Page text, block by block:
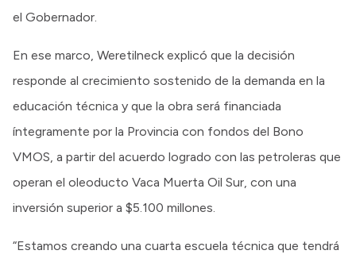
el Gobernador.
En ese marco, Weretilneck explicó que la decisión
responde al crecimiento sostenido de la demanda en la
educación técnica y que la obra será financiada
íntegramente por la Provincia con fondos del Bono
VMOS, a partir del acuerdo logrado con las petroleras que
operan el oleoducto Vaca Muerta Oil Sur, con una
inversión superior a $5.100 millones.
“Estamos creando una cuarta escuela técnica que tendrá